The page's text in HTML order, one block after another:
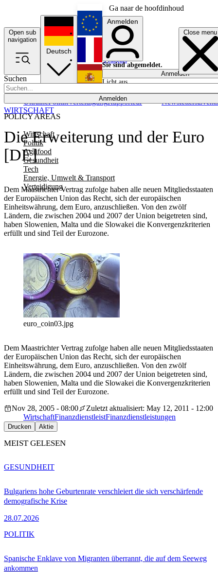
Ga naar de hoofdinhoud
Open sub
navigation
Close menu
Suchen
Anmelden
POLICY AREAS
Wirtschaft
Politik
Agrifood
Gesundheit
Tech
Energie, Umwelt & Transport
Verteidigung
UkrainePolitikVerteidigungRapporteur NewslettersEvents
Deutsch
English
Français
Anmelden
Sie sind abgemeldet.
Anmelden
Licht aus
Die Erweiterung und der Euro
[DE]
Dem Maastrichter Vertrag zufolge haben alle neuen Mitgliedsstaaten
der Europäischen Union das Recht, sich der europäischen
Einheitswährung, dem Euro, anzuschließen. Von den zwölf
Ländern, die zwischen 2004 und 2007 der Union beigetreten sind,
haben Slowenien, Malta und die Slowakei die Konvergenzkriterien
erfüllt und sind Teil der Eurozone.
WIRTSCHAFT
euro_coin03.jpg
Dem Maastrichter Vertrag zufolge haben alle neuen Mitgliedsstaaten
der Europäischen Union das Recht, sich der europäischen
Einheitswährung, dem Euro, anzuschließen. Von den zwölf
Ländern, die zwischen 2004 und 2007 der Union beigetreten sind,
haben Slowenien, Malta und die Slowakei die Konvergenzkriterien
erfüllt und sind Teil der Eurozone.
Nov 28, 2005 - 08:00
Zuletzt aktualisiert: May 12, 2011 - 12:00
WirtschaftFinanzdienstleistFinanzdienstleistungen
Drucken Aktie
MEIST GELESEN
Bulgariens hohe Geburtenrate verschleiert die sich verschärfende
demografische Krise
28.07.2026
GESUNDHEIT
Spanische Enklave von Migranten überrannt, die auf dem Seeweg
ankommen
POLITIK